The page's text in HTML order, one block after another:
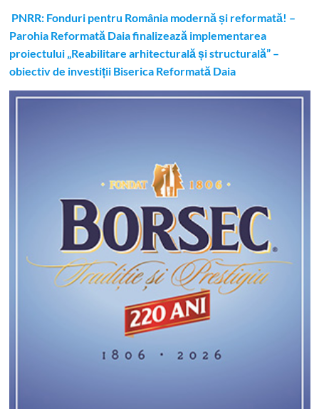
PNRR: Fonduri pentru România modernă și reformată! –
Parohia Reformată Daia finalizează implementarea
proiectului „Reabilitare arhitecturală și structurală” –
obiectiv de investiții Biserica Reformată Daia